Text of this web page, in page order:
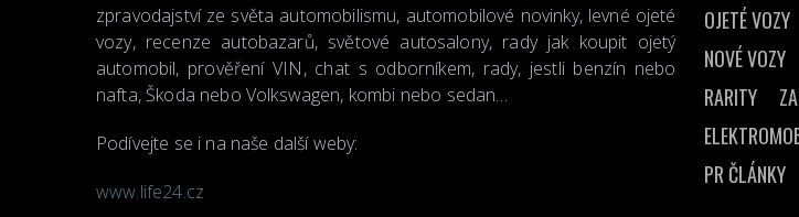
zpravodajství ze světa automobilismu, automobilové novinky, levné ojeté
vozy, recenze autobazarů, světové autosalony, rady jak koupit ojetý
automobil, prověření VIN, chat s odborníkem, rady, jestli benzín nebo
nafta, Škoda nebo Volkswagen, kombi nebo sedan…
Podívejte se i na naše další weby:
www.life24.cz
OJETÉ VOZY
NOVÉ VOZY
RARITY
PR ČLÁNKY